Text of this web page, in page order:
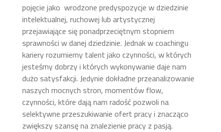
pojęcie jako wrodzone predyspozycje w dziedzinie
intelektualnej, ruchowej lub artystycznej
przejawiające się ponadprzeciętnym stopniem
sprawności w danej dziedzinie. Jednak w coachingu
kariery rozumiemy talent jako czynności, w których
jesteśmy dobrzy i których wykonywanie daje nam
dużo satysfakcji. Jedynie dokładne przeanalizowanie
naszych mocnych stron, momentów flow,
czynności, które dają nam radość pozwoli na
selektywne przeszukiwanie ofert pracy i znacząco
zwiększy szansę na znalezienie pracy z pasją.